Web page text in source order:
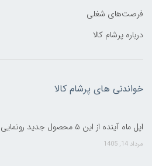
فرصت‌های شغلی
درباره پرشام کالا
خواندنی های پرشام کالا
اپل ماه آینده از این ۵ محصول جدید رونمایی می‌کند
مرداد 14, 1405